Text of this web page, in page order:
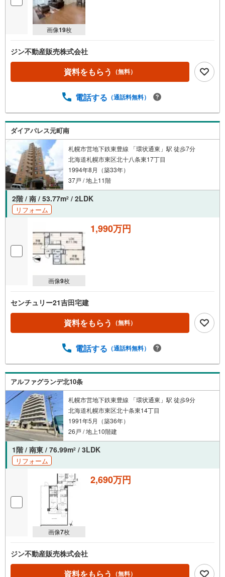
画像19枚
ジン不動産販売株式会社
資料をもらう （無料）
電話する （通話料無料）
ダイアパレス元町南
札幌市営地下鉄東豊線 「環状通東」駅 徒歩7分
北海道札幌市東区北十八条東17丁目
1994年8月（築33年）
37戸 / 地上11階
2階 / 南 / 53.77m2 / 2LDK
リフォーム
画像9枚
1,990万円
センチュリー21吉田宅建
資料をもらう （無料）
電話する （通話料無料）
アルファグランデ北10条
札幌市営地下鉄東豊線 「環状通東」駅 徒歩9分
北海道札幌市東区北十条東14丁目
1991年5月（築36年）
26戸 / 地上10階建
1階 / 南東 / 76.99m2 / 3LDK
リフォーム
画像7枚
2,690万円
ジン不動産販売株式会社
資料をもらう （無料）